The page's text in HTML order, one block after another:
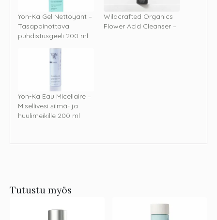
Yon-Ka Gel Nettoyant –
Tasapainottava
puhdistusgeeli 200 ml
Wildcrafted Organics
Flower Acid Cleanser –
Yon-Ka Eau Micellaire –
Misellivesi silmä- ja
huulimeikille 200 ml
Tutustu myös